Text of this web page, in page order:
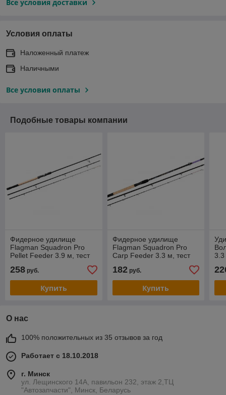
Все условия доставки
Условия оплаты
Наложенный платеж
Наличными
Все условия оплаты
Подобные товары компании
Фидерное удилище
Flagman Squadron Pro
Pellet Feeder 3.9 м, тест
258 руб.
Купить
Фидерное удилище
Flagman Squadron Pro
Сarp Feeder 3.3 м, тест
182руб.
Купить
3.3
О нас
100% положительных из 35 отзывов за год
Работает с 18.10.2018
г. Минск
ул. Лещинского 14А, павильон 232, этаж 2,ТЦ
"Автозапчасти", Минск, Беларусь